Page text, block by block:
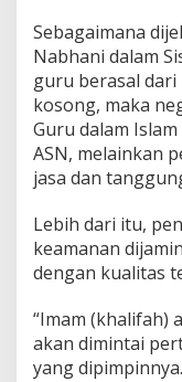
Sebagaimana
Nabhani dalam
guru berasal dari
kosong, maka
Guru dalam
ASN, melainkan
jasa dan
Lebih dari itu,
keamanan
dengan kualitas
“Imam (khalifah)
akan dimintai
yang